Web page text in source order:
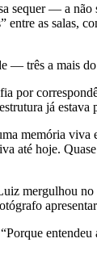
sequer — a
entre as salas,
— três a mais
por
já estava
memória viva
até hoje.
mergulhou
entendeu